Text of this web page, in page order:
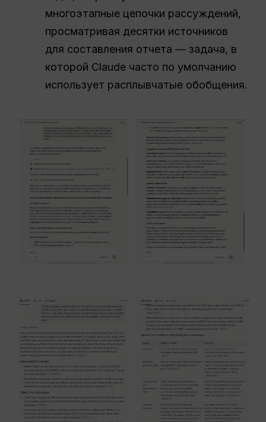
многоэтапные цепочки рассуждений,
просматривая десятки источников
для составления отчета — задача, в
которой Claude часто по умолчанию
использует расплывчатые обобщения.